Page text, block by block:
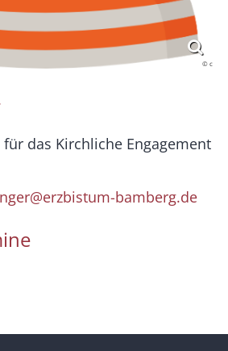
© c
das Kirchliche Engagement
bamberg.de